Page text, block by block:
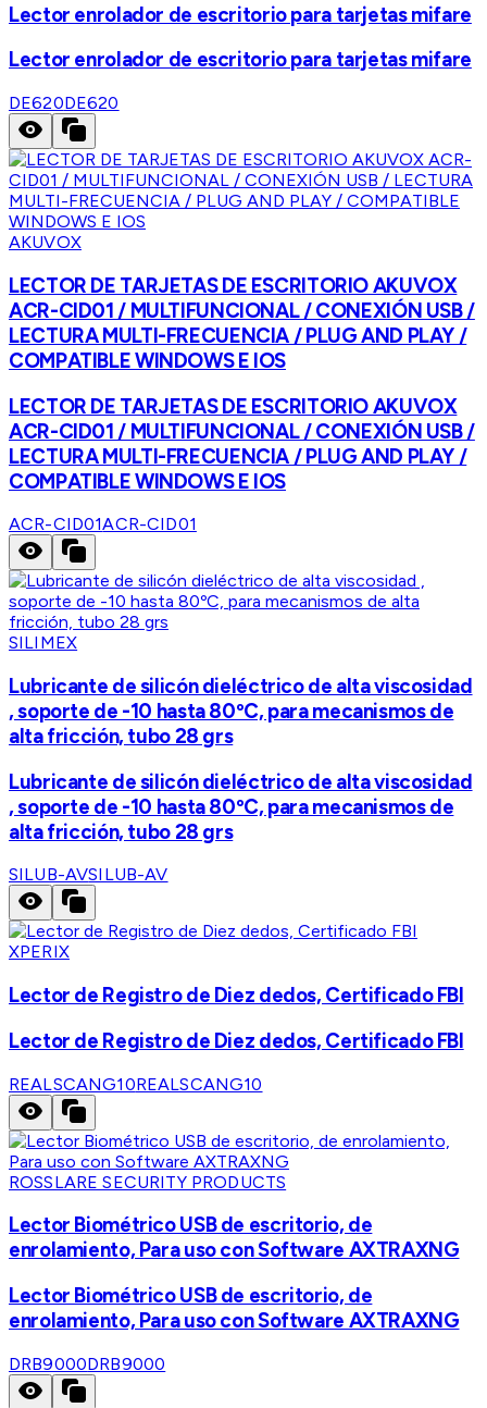
Lector enrolador de escritorio para tarjetas mifare
Lector enrolador de escritorio para tarjetas mifare
DE620DE620
AKUVOX
LECTOR DE TARJETAS DE ESCRITORIO AKUVOX
ACR-CID01 / MULTIFUNCIONAL / CONEXIÓN USB /
LECTURA MULTI-FRECUENCIA / PLUG AND PLAY /
COMPATIBLE WINDOWS E IOS
LECTOR DE TARJETAS DE ESCRITORIO AKUVOX
ACR-CID01 / MULTIFUNCIONAL / CONEXIÓN USB /
LECTURA MULTI-FRECUENCIA / PLUG AND PLAY /
COMPATIBLE WINDOWS E IOS
ACR-CID01ACR-CID01
SILIMEX
Lubricante de silicón dieléctrico de alta viscosidad
, soporte de -10 hasta 80ºC, para mecanismos de
alta fricción, tubo 28 grs
Lubricante de silicón dieléctrico de alta viscosidad
, soporte de -10 hasta 80ºC, para mecanismos de
alta fricción, tubo 28 grs
SILUB-AVSILUB-AV
XPERIX
Lector de Registro de Diez dedos, Certificado FBI
Lector de Registro de Diez dedos, Certificado FBI
REALSCANG10REALSCANG10
ROSSLARE SECURITY PRODUCTS
Lector Biométrico USB de escritorio, de
enrolamiento, Para uso con Software AXTRAXNG
Lector Biométrico USB de escritorio, de
enrolamiento, Para uso con Software AXTRAXNG
DRB9000DRB9000